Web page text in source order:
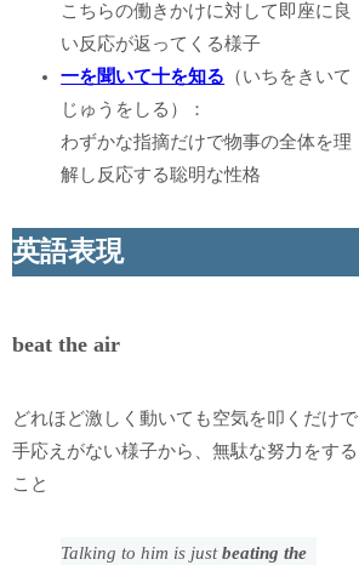
こちらの働きかけに対して即座に良
い反応が返ってくる様子
一を聞いて十を知る （いちをきいて
じゅうをしる）：
わずかな指摘だけで物事の全体を理
解し反応する聡明な性格
英語表現
beat the air
どれほど激しく動いても空気を叩くだけで
手応えがない様子から、無駄な努力をする
こと
Talking to him is justbeating the